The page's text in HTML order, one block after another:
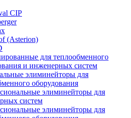
CIP
(Asterion)
для теплообменного
и инженерных систем
элиминейторы для
оборудования
элиминейторы для
систем
элиминейторы для